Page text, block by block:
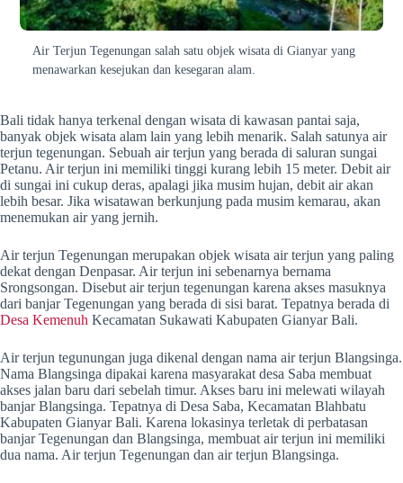
Air Terjun Tegenungan salah satu objek wisata di Gianyar yang
menawarkan kesejukan dan kesegaran alam.
Bali tidak hanya terkenal dengan wisata di kawasan pantai saja,
banyak objek wisata alam lain yang lebih menarik. Salah satunya air
terjun tegenungan. Sebuah air terjun yang berada di saluran sungai
Petanu. Air terjun ini memiliki tinggi kurang lebih 15 meter. Debit air
di sungai ini cukup deras, apalagi jika musim hujan, debit air akan
lebih besar. Jika wisatawan berkunjung pada musim kemarau, akan
menemukan air yang jernih.
Air terjun Tegenungan merupakan objek wisata air terjun yang paling
dekat dengan Denpasar. Air terjun ini sebenarnya bernama
Srongsongan. Disebut air terjun tegenungan karena akses masuknya
dari banjar Tegenungan yang berada di sisi barat. Tepatnya berada di
Desa Kemenuh Kecamatan Sukawati Kabupaten Gianyar Bali.
Air terjun tegunungan juga dikenal dengan nama air terjun Blangsinga.
Nama Blangsinga dipakai karena masyarakat desa Saba membuat
akses jalan baru dari sebelah timur. Akses baru ini melewati wilayah
banjar Blangsinga. Tepatnya di Desa Saba, Kecamatan Blahbatu
Kabupaten Gianyar Bali. Karena lokasinya terletak di perbatasan
banjar Tegenungan dan Blangsinga, membuat air terjun ini memiliki
dua nama. Air terjun Tegenungan dan air terjun Blangsinga.